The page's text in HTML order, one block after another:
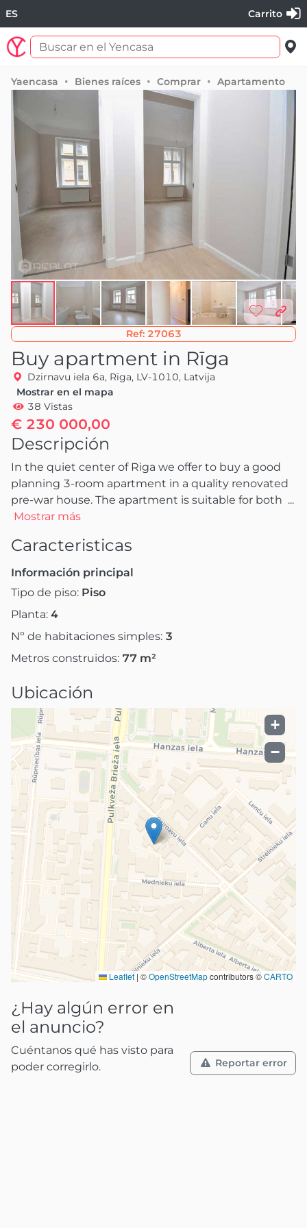
ES Carrito
Yaencasa Bienes raíces Comprar Apartamento
Ref: 27063
Buy apartment in Rīga
Dzirnavu iela 6a, Rīga, LV-1010, Latvija
Mostrar en el mapa
38 Vistas
€ 230 000,00
Descripción
In the quiet center of Riga we offer to buy a good
planning 3-room apartment in a quality renovated
pre-war house. The apartment is suitable for both ...
Mostrar más
Caracteristicas
Información principal
Tipo de piso: Piso
Planta: 4
Nº de habitaciones simples: 3
Metros construidos: 77 m²
Ubicación
+
−
Leaflet | ©OpenStreetMapcontributors ©CARTO
¿Hay algún error en
el anuncio?
Cuéntanos qué has visto para
poder corregirlo.
Reportar error